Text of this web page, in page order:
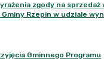
zgody na
Rzepin w udziale
Gminnego Programu